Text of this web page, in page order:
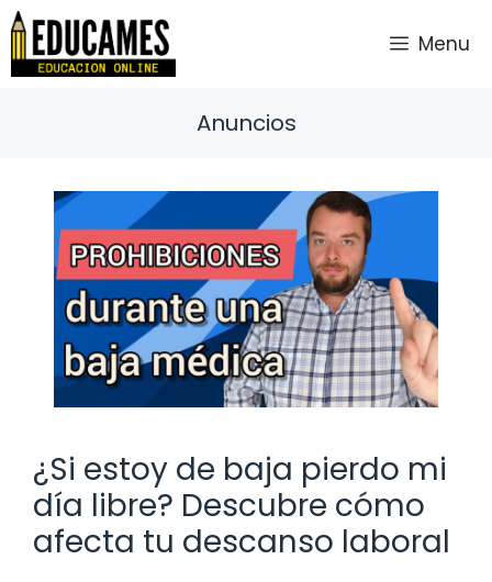
Saltar
contenido
Menu
Anuncios
¿Si estoy de baja pierdo mi
día libre? Descubre cómo
afecta tu descanso laboral